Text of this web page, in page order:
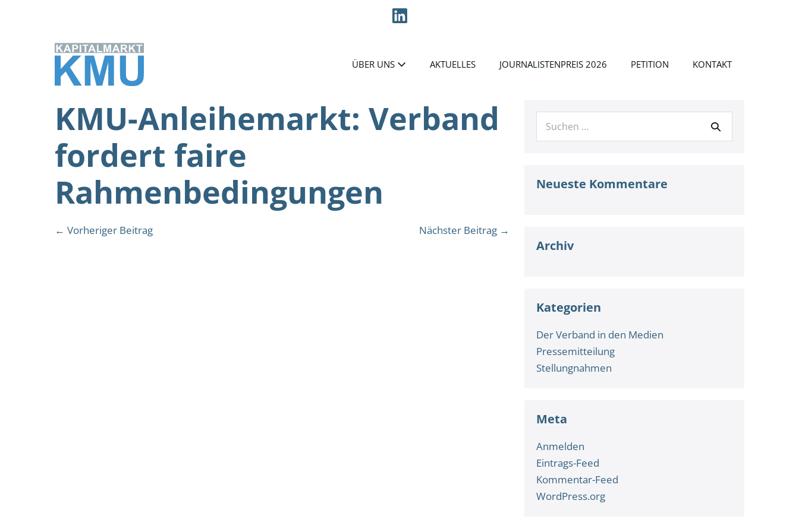
ÜBER UNS AKTUELLES JOURNALISTENPREIS 2026 PETITION KONTAKT
KMU-Anleihemarkt: Verband
fordert faire
Rahmenbedingungen
Beitragsnavigation
← Vorheriger Beitrag Nächster Beitrag →
Suche
Neueste Kommentare
Archiv
Kategorien
Der Verband in den Medien
Pressemitteilung
Stellungnahmen
Meta
Anmelden
Eintrags-Feed
Kommentar-Feed
WordPress.org